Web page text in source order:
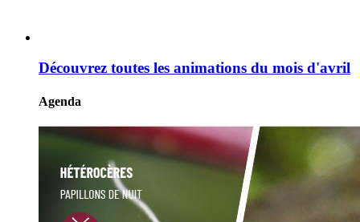
Découvrez toutes les animations du mois d'avril
Agenda